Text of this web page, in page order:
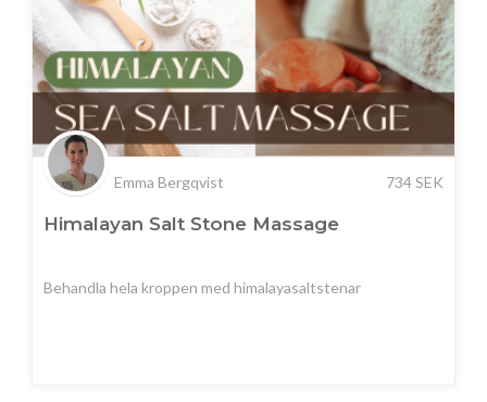
Emma Bergqvist 734SEK
Himalayan Salt Stone Massage
Behandla hela kroppen med himalayasaltstenar